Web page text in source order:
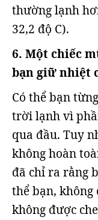
thường lạnh
32,2 độ C).
6. Một chiếc
bạn giữ nhiệt
Có thể bạn
trời lạnh vì
qua đầu. Tuy
không hoàn
đã chỉ ra rằng
thể bạn,
không được